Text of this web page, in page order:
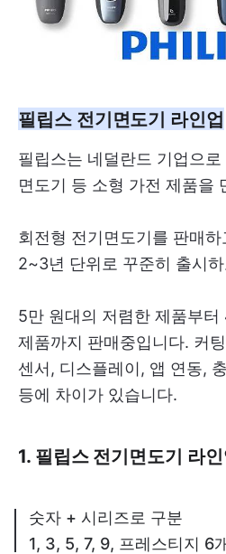
필립스 전기면도기 라인업
필립스는 네덜란드 기업으
면도기 등 소형 가전 제품을
회전형 전기면도기를 판매
2~3년 단위로 꾸준히 출시
5만 원대의 저렴한 제품부
제품까지 판매중입니다. 커
센서, 디스플레이, 앱 연동,
등에 차이가 있습니다.
1. 필립스 전기면도기 라
숫자 + 시리즈로 구분
1, 3, 5, 7, 9, 프레스티지 6